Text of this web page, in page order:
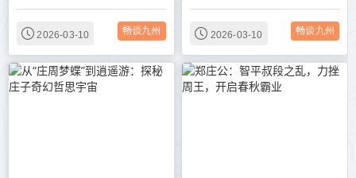
2026-03-10 畅谈九州 2026-03-10 畅谈九州